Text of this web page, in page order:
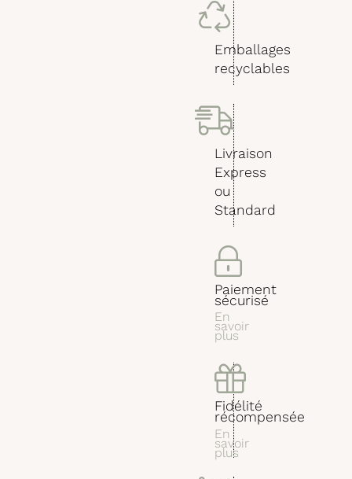
Emballages
recyclables
Livraison
Express
ou
Standard
Paiement
sécurisé
En
savoir
plus
Fidélité
récompensée
En
savoir
plus